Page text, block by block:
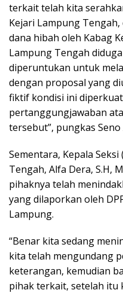
terkait telah kita
Kejari Lampung
dana hibah oleh Kabag
Lampung Tengah
diperuntukan untuk
dengan proposal yang
fiktif kondisi ini
pertanggungjawaban
tersebut”, pungkas Seno
Sementara, Kepala
Tengah, Alfa Dera, S.H,
pihaknya telah
yang dilaporkan oleh
Lampung.
“Benar kita sedang
kita telah mengundang
keterangan, kemudian
pihak terkait, setelah itu